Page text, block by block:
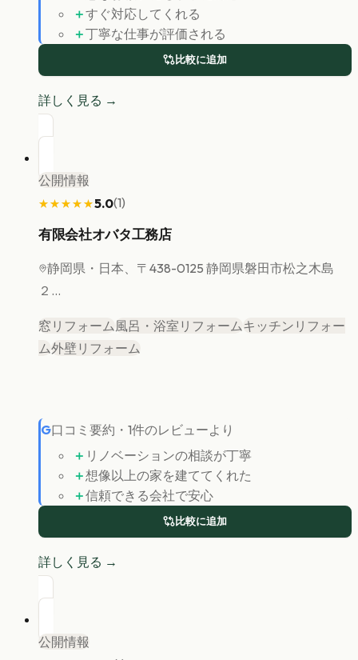
＋すぐ対応してくれる
＋丁寧な仕事が評価される
比較に追加
詳しく見る →
公開情報
★★★★★
★★★★★5.0(1)
有限会社オバタ工務店
静岡県 ・日本、〒438-0125 静岡県磐田市松之木島
２...
窓リフォーム風呂・浴室リフォームキッチンリフォー
ム外壁リフォーム
G口コミ要約 ・ 1件のレビューより
＋ リノベーションの相談が丁寧
＋想像以上の家を建ててくれた
＋信頼できる会社で安心
比較に追加
詳しく見る →
公開情報